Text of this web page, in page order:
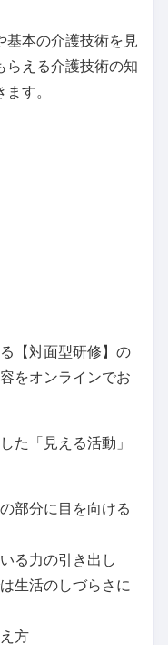
基本の介護技術を見
らえる介護技術の知
す。
【対面型研修】の
をオンラインでお
た「見える活動」
部分に目を向ける
る力の引き出し
生活のしづらさに
方